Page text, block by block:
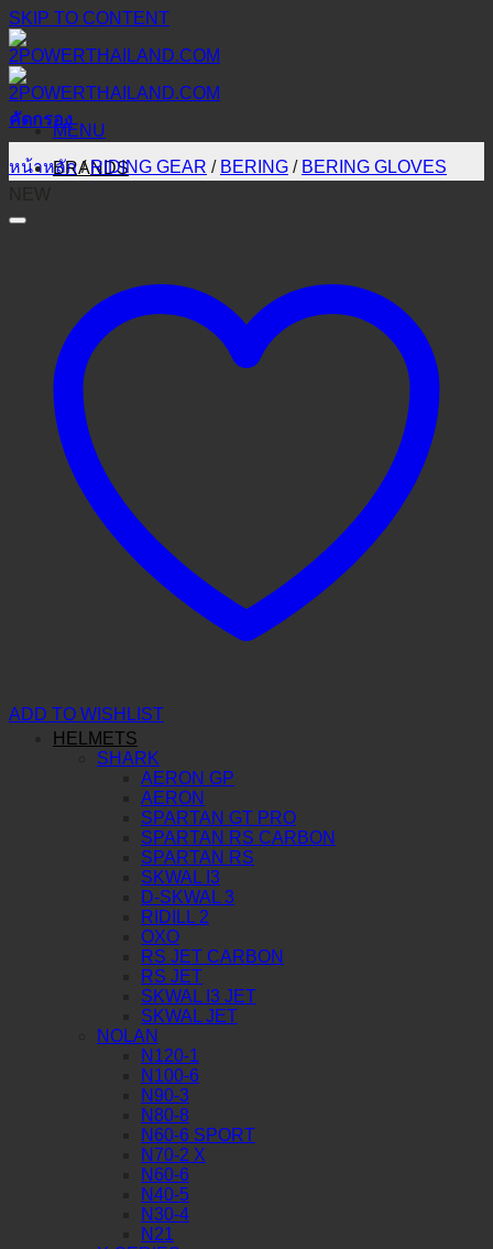
SKIP TO CONTENT
MENU
BRANDS
HELMETS
SHARK
AERON GP
AERON
SPARTAN GT PRO
SPARTAN RS CARBON
SPARTAN RS
SKWAL I3
D-SKWAL 3
RIDILL 2
OXO
RS JET CARBON
RS JET
SKWAL I3 JET
SKWAL JET
NOLAN
N120-1
N100-6
N90-3
N80-8
N60-6 SPORT
N70-2 X
N60-6
N40-5
N30-4
N21
คัดกรอง
หน้าหลัก / RIDING GEAR / BERING / BERING GLOVES
ADD TO WISHLIST